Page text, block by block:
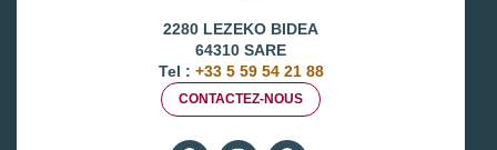
2280 LEZEKO BIDEA
64310 SARE
Tel : +33 5 59 54 21 88
CONTACTEZ-NOUS